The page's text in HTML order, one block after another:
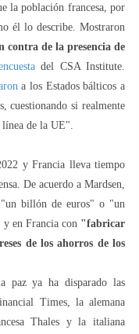
la población francesa, por
él lo describe. Mostraron
contra de la presencia de
del CSA Institute.
a los Estados bálticos a
cuestionando si realmente
de la UE".
y Francia lleva tiempo
De acuerdo a Mardsen,
"un billón de euros" o "un
y en Francia con "fabricar
de los ahorros de los
paz ya ha disparado las
Times, la alemana
Thales y la italiana